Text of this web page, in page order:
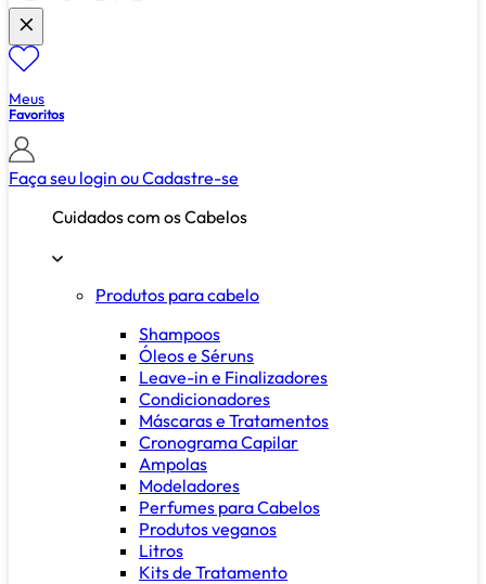
Meus
Favoritos
Faça seu login ouCadastre-se
Cuidados com os Cabelos
Produtos para cabelo
Shampoos
Óleos e Séruns
Leave-in e Finalizadores
Condicionadores
Máscaras e Tratamentos
Cronograma Capilar
Ampolas
Modeladores
Perfumes para Cabelos
Produtos veganos
Litros
Kits de Tratamento